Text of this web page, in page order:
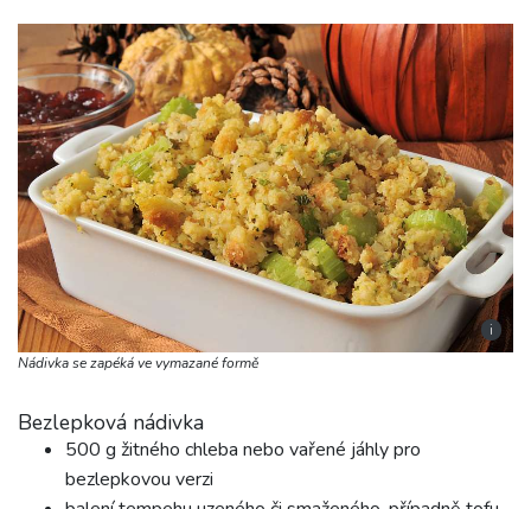
i
Nádivka se zapéká ve vymazané formě
Bezlepková nádivka
500 g žitného chleba nebo vařené jáhly pro
bezlepkovou verzi